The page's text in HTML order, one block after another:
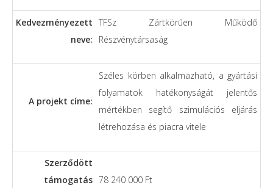
Kedvezményezett
neve:
TFSz Zártkörűen Működő
Részvénytársaság
A projekt címe:
Széles körben alkalmazható, a gyártási
folyamatok hatékonyságát jelentős
mértékben segítő szimulációs eljárás
létrehozása és piacra vitele
Szerződött
támogatás 78 240 000 Ft